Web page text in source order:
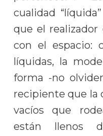
cualidad
que el realizador
con el espacio:
líquidas, la
forma -no
recipiente que la
vacíos que
están llenos